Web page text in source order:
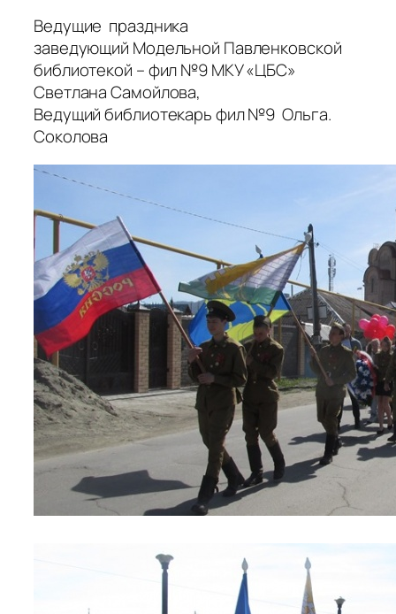
Ведущие праздника
заведующий Модельной Павленковской
библиотекой – фил №9 МКУ «ЦБС»
Светлана Самойлова,
Ведущий библиотекарь фил №9 Ольга.
Соколова